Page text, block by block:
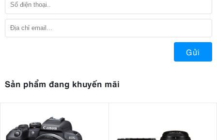
Gửi
Sản phẩm đang khuyến mãi